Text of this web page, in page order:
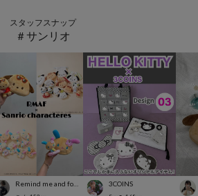
スタッフスナップ
＃サンリオ
3COINS